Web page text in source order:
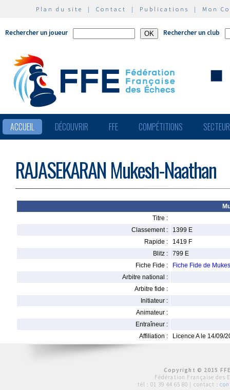
Plan du site | Contact | Publications | Mon
Rechercher un joueur Rechercher un club
ACCUEIL DÉCOUVRIR FFE COMPÉTITIONS
RAJASEKARAN Mukesh-Naathan
Titre :
Classement :
1399 E
Rapide :
1419 F
Blitz :
799 E
Fiche Fide :
Fiche Fide de
Arbitre national :
Arbitre fide :
Initiateur :
Animateur :
Entraîneur :
Affiliation :
Licence A le 14/09/
Copyright © 2015
Fédération Française des
tél : 01 39 44 65 80 | contact :